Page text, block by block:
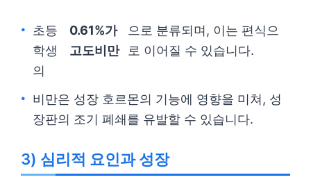
초등
학생
의
0.61%가
고도비만
으로 분류되며, 이는 편식으
로 이어질 수 있습니다.
비만은 성장 호르몬의 기능에 영향을 미쳐, 성
장판의 조기 폐쇄를 유발할 수 있습니다.
3) 심리적 요인과 성장